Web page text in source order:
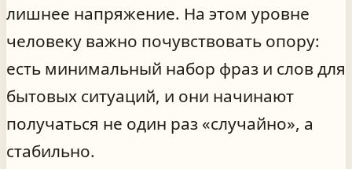
лишнее напряжение. На этом уровне
человеку важно почувствовать опору:
есть минимальный набор фраз и слов для
бытовых ситуаций, и они начинают
получаться не один раз «случайно», а
стабильно.